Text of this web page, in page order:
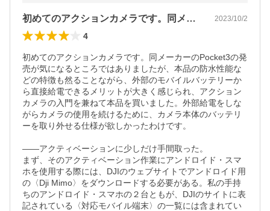
初めてのアクションカメラです。同メーカ… 2023/10/2
4
初めてのアクションカメラです。同メーカーのPocket3の発
売が気になるところではありましたが、本品の防水性能な
どの特徴も然ることながら、外部のモバイルバッテリーか
ら直接給電できるメリットが大きく感じられ、アクション
カメラの入門を兼ねて本品を買いました。外部給電をしな
がらカメラの使用を続けるために、カメラ本体のバッテリ
ーを取り外せる仕様が欲しかったわけです。
――アクティベーションに少しだけ手間取った。
まず、そのアクティベーション作業にアンドロイド・スマ
ホを使用する際には、DJIのウェブサイトでアンドロイド用
の〈Dji Mimo〉をダウンロードする必要がある。私の手持
ちのアンドロイド・スマホの２台ともが、DJIのサイトに表
記されている〈対応モバイル端末〉の一覧には含まれてい